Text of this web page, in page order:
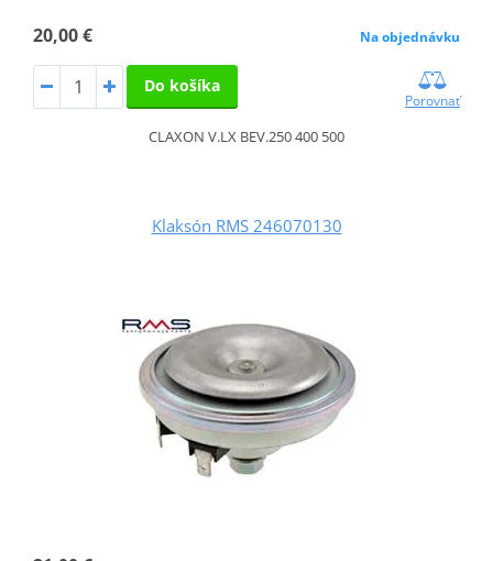
20,00 € Na objednávku
Do košíka
Porovnať
CLAXON V.LX BEV.250 400 500
Klaksón RMS 246070130